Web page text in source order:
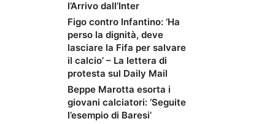
l’Arrivo dall’Inter
Figo contro Infantino: ‘Ha
perso la dignità, deve
lasciare la Fifa per salvare
il calcio’ – La lettera di
protesta sul Daily Mail
Beppe Marotta esorta i
giovani calciatori: ‘Seguite
l’esempio di Baresi’